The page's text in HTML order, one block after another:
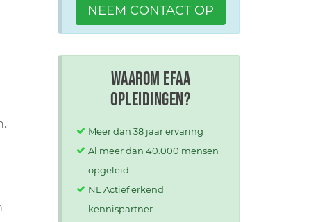
NEEM CONTACT OP
Waarom EFAA
opleidingen?
Meer dan 38 jaar ervaring
Al meer dan 40.000 mensen
opgeleid
NL Actief erkend
kennispartner